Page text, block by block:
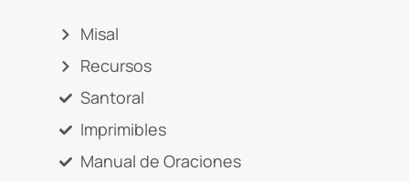
Misal
Recursos
Santoral
Imprimibles
Manual de Oraciones